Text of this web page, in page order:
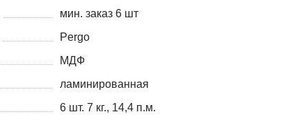
мин. заказ 6 шт
Pergo
МДФ
ламинированная
6 шт. 7 кг., 14,4 п.м.